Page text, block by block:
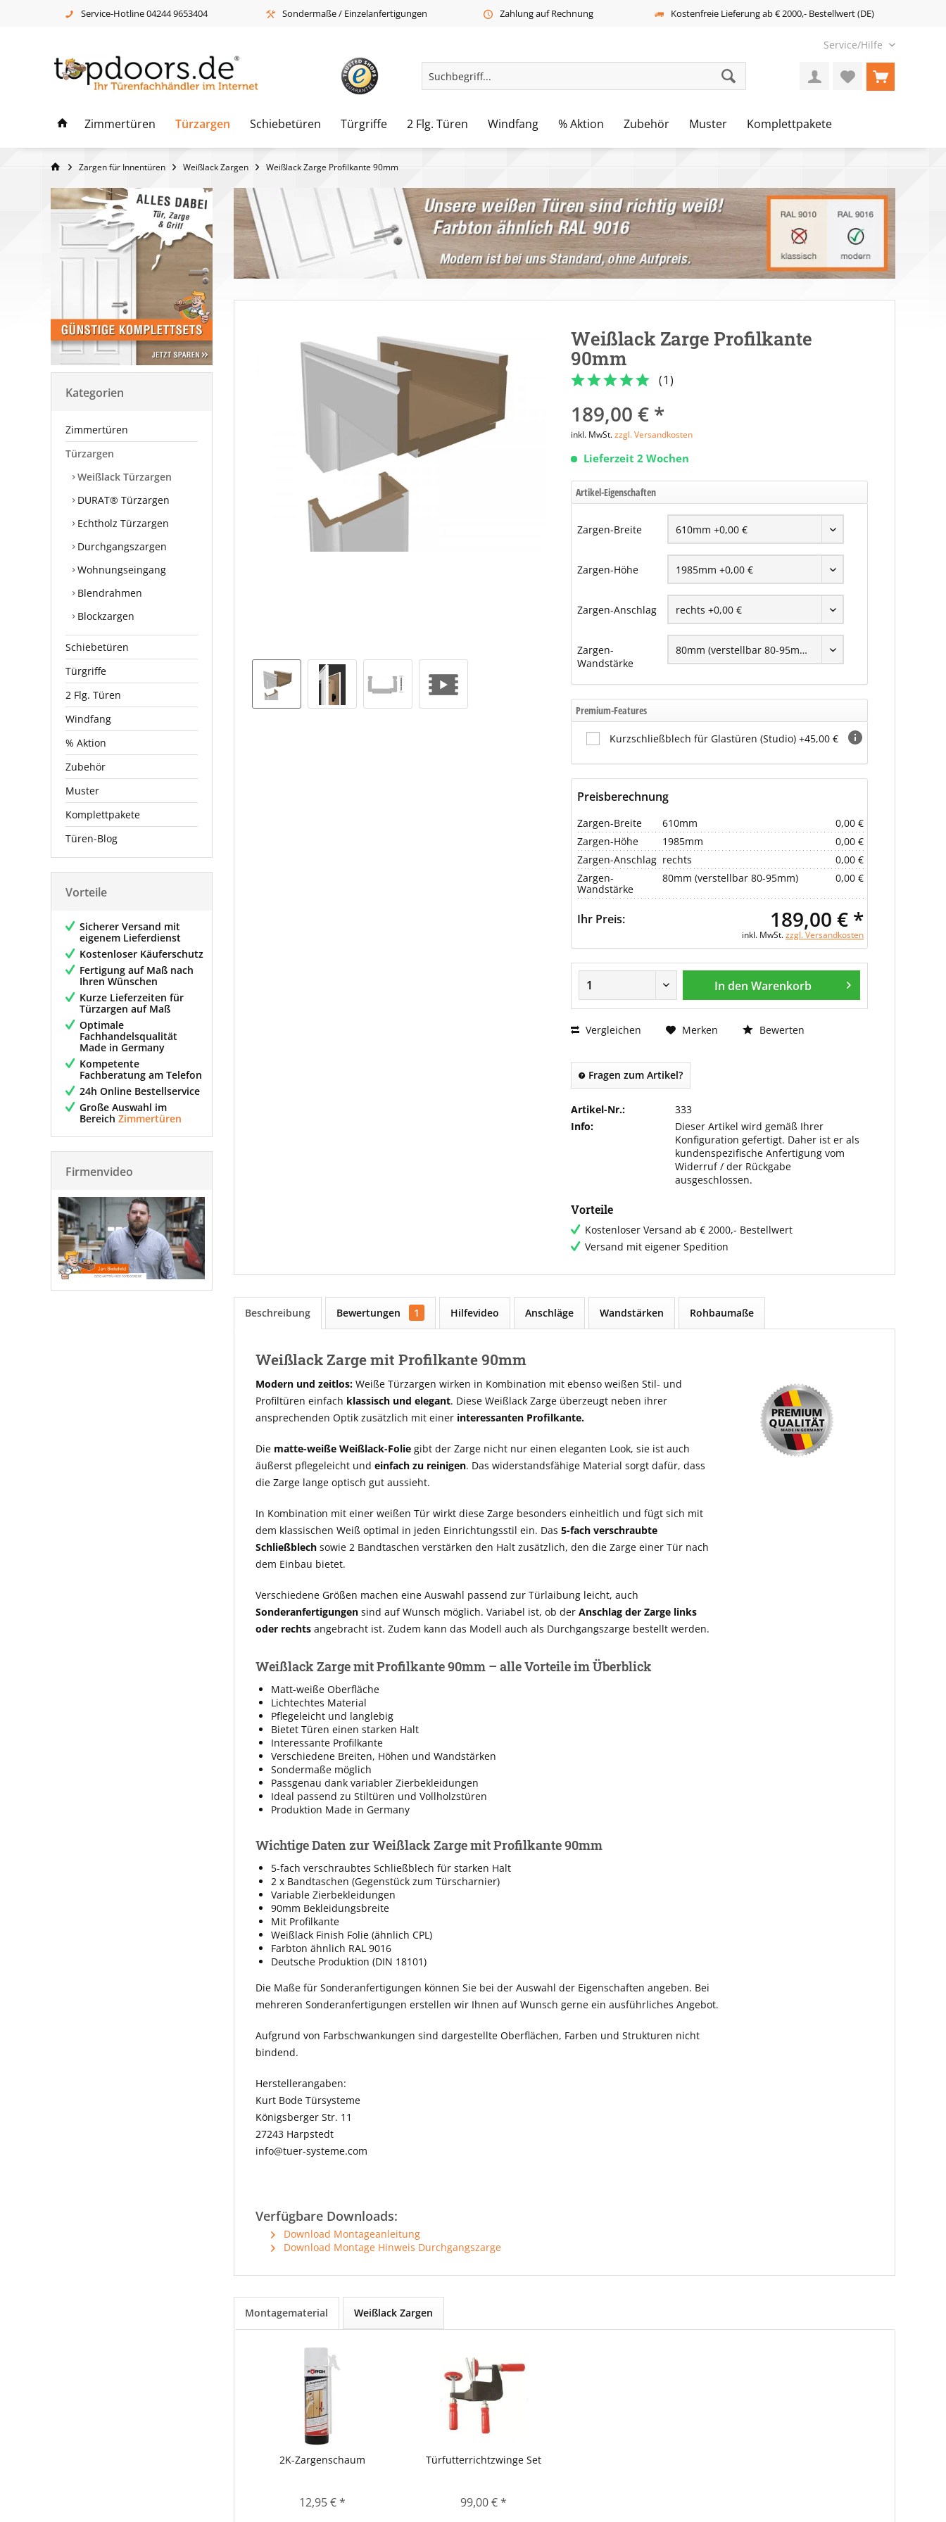
Service-Hotline 04244 9653404 Sondermaße / Einzelanfertigungen Zahlung auf Rechnung Kostenfreie Lieferung ab € 2000,- Bestellwert (DE)
Service/Hilfe
Zimmertüren Türzargen Schiebetüren Türgriffe 2 Flg. Türen Windfang % Aktion Zubehör Muster Komplettpakete
Zargen für Innentüren Weißlack Zargen Weißlack Zarge Profilkante 90mm
Kategorien
Zimmertüren
Türzargen
Weißlack Türzargen
DURAT® Türzargen
Echtholz Türzargen
Durchgangszargen
Wohnungseingang
Blendrahmen
Blockzargen
Schiebetüren
Türgriffe
2 Flg. Türen
Windfang
% Aktion
Zubehör
Muster
Komplettpakete
Türen-Blog
Vorteile
Sicherer Versand mit
eigenem Lieferdienst
Kostenloser Käuferschutz
Fertigung auf Maß nach
Ihren Wünschen
Kurze Lieferzeiten für
Türzargen auf Maß
Optimale
Fachhandelsqualität
Made in Germany
Kompetente
Fachberatung am Telefon
24h Online Bestellservice
Große Auswahl im
Bereich Zimmertüren
Firmenvideo
Weißlack Zarge Profilkante
90mm
(1)
189,00 € *
inkl. MwSt.zzgl. Versandkosten
Lieferzeit 2 Wochen
Artikel-Eigenschaften
Zargen-Breite
Zargen-Höhe
Zargen-Anschlag
Zargen-
Wandstärke
Premium-Features
Kurzschließblech für Glastüren (Studio) +45,00 €
Preisberechnung
Zargen-Breite 610mm
0,00 €
Zargen-Höhe
1985mm
0,00 €
Zargen-Anschlag rechts
0,00 €
Zargen-
Wandstärke
80mm (verstellbar 80-95mm) 0,00 €
Ihr Preis: 189,00 € *
inkl. MwSt.zzgl. Versandkosten
In den Warenkorb
Vergleichen Merken Bewerten
Fragen zum Artikel?
Artikel-Nr.:
333
Info:
Dieser Artikel wird gemäß Ihrer
Konfiguration gefertigt. Daher ist er als
kundenspezifische Anfertigung vom
Widerruf / der Rückgabe
ausgeschlossen.
Vorteile
Kostenloser Versand ab € 2000,- Bestellwert
Versand mit eigener Spedition
Beschreibung Bewertungen 1 Hilfevideo Anschläge Wandstärken Rohbaumaße
Weißlack Zarge mit Profilkante 90mm
Modern und zeitlos: Weiße Türzargen wirken in Kombination mit ebenso weißen Stil- und
Profiltüren einfach klassisch und elegant. Diese Weißlack Zarge überzeugt neben ihrer
ansprechenden Optik zusätzlich mit einer interessanten Profilkante.
Die matte-weiße Weißlack-Folie gibt der Zarge nicht nur einen eleganten Look, sie ist auch
äußerst pflegeleicht und einfach zu reinigen. Das widerstandsfähige Material sorgt dafür, dass
die Zarge lange optisch gut aussieht.
In Kombination mit einer weißen Tür wirkt diese Zarge besonders einheitlich und fügt sich mit
dem klassischen Weiß optimal in jeden Einrichtungsstil ein. Das 5-fach verschraubte
Schließblech sowie 2 Bandtaschen verstärken den Halt zusätzlich, den die Zarge einer Tür nach
dem Einbau bietet.
Verschiedene Größen machen eine Auswahl passend zur Türlaibung leicht, auch
Sonderanfertigungen sind auf Wunsch möglich. Variabel ist, ob der Anschlag der Zarge links
oder rechts angebracht ist. Zudem kann das Modell auch als Durchgangszarge bestellt werden.
Weißlack Zarge mit Profilkante 90mm – alle Vorteile im Überblick
Matt-weiße Oberfläche
Lichtechtes Material
Pflegeleicht und langlebig
Bietet Türen einen starken Halt
Interessante Profilkante
Verschiedene Breiten, Höhen und Wandstärken
Sondermaße möglich
Passgenau dank variabler Zierbekleidungen
Ideal passend zu Stiltüren und Vollholzstüren
Produktion Made in Germany
Wichtige Daten zur Weißlack Zarge mit Profilkante 90mm
5-fach verschraubtes Schließblech für starken Halt
2 x Bandtaschen (Gegenstück zum Türscharnier)
Variable Zierbekleidungen
90mm Bekleidungsbreite
Mit Profilkante
Weißlack Finish Folie (ähnlich CPL)
Farbton ähnlich RAL 9016
Deutsche Produktion (DIN 18101)
Die Maße für Sonderanfertigungen können Sie bei der Auswahl der Eigenschaften angeben. Bei
mehreren Sonderanfertigungen erstellen wir Ihnen auf Wunsch gerne ein ausführliches Angebot.
Aufgrund von Farbschwankungen sind dargestellte Oberflächen, Farben und Strukturen nicht
bindend.
Herstellerangaben:
Kurt Bode Türsysteme
Königsberger Str. 11
27243 Harpstedt
info@tuer-systeme.com
Verfügbare Downloads:
Download Montageanleitung
Download Montage Hinweis Durchgangszarge
Montagematerial Weißlack Zargen
2K-Zargenschaum
12,95 € *
Türfutterrichtzwinge Set
99,00 € *